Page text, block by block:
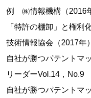
例 ㈱情報機構（2016
「特許の棚卸」と権
技術情報協会（2017年
自社が勝つパテントマ
リーダーVol.14，
自社が勝つパテントマ